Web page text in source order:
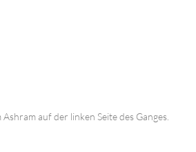
auf der linken Seite des Ganges.